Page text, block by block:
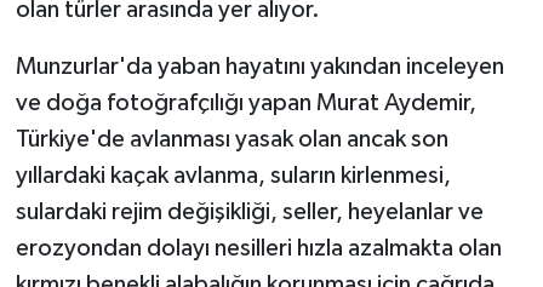
olan türler arasında yer alıyor.
Munzurlar'da yaban hayatını yakından inceleyen
ve doğa fotoğrafçılığı yapan Murat Aydemir,
Türkiye'de avlanması yasak olan ancak son
yıllardaki kaçak avlanma, suların kirlenmesi,
sulardaki rejim değişikliği, seller, heyelanlar ve
erozyondan dolayı nesilleri hızla azalmakta olan